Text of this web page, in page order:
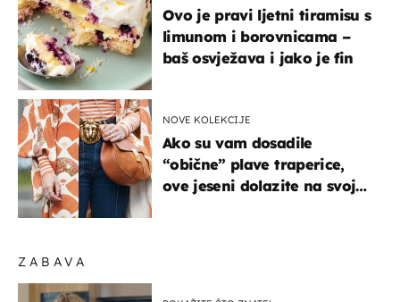
ZABAVA
Ovo je pravi ljetni tiramisu s
limunom i borovnicama –
baš osvježava i jako je fin
NOVE KOLEKCIJE
Ako su vam dosadile
“obične” plave traperice,
ove jeseni dolazite na svoje